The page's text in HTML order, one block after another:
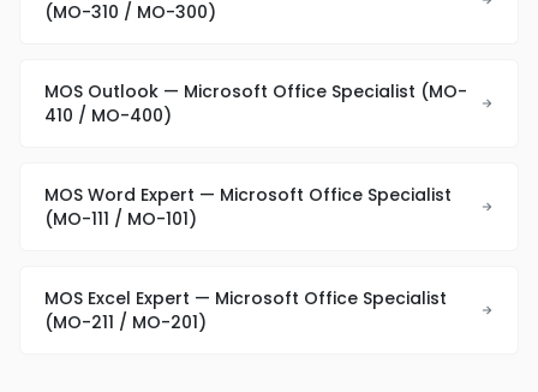
(MO-310 / MO-300)
MOS Outlook — Microsoft Office Specialist (MO-
410 / MO-400)
MOS Word Expert — Microsoft Office Specialist
(MO-111 / MO-101)
MOS Excel Expert — Microsoft Office Specialist
(MO-211 / MO-201)